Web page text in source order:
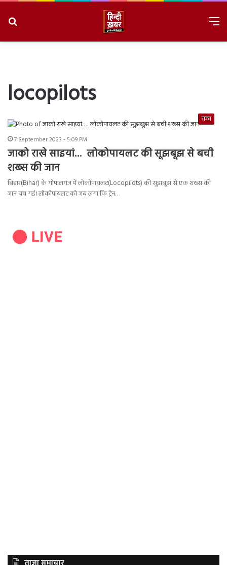
locopilots
राज्य
7 September 2023 - 5:09 PM
जाको राखे साइयां… लोकोपायलट की सूझबूझ से बची
शख्स की जान
बिहार(Bihar) के गोपालगंज में लोकोपायलट(Locopilots) की सूझबूझ से एक शख्स की
जान बच गई। लोकोपायलट को जब लगा कि ट्रेन…